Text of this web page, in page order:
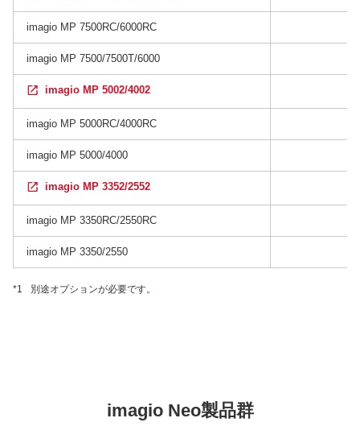
imagio MP 7500RC/6000RC
imagio MP 7500/7500T/6000
imagio MP 5002/4002
imagio MP 5000RC/4000RC
imagio MP 5000/4000
imagio MP 3352/2552
imagio MP 3350RC/2550RC
imagio MP 3350/2550
*1 別途オプションが必要です。
imagio Neo製品群